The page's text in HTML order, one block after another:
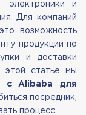
электроники и
Для компаний
возможность
продукции по
и доставки
этой статье мы
с Alibaba для
посредник,
процесс.